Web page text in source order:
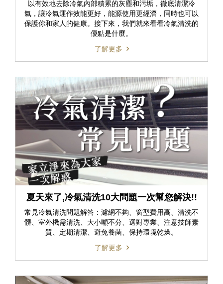
以有效地去除冷氣內部積累的灰塵和污垢，徹底清潔冷
氣，讓冷氣運作效能更好，能源使用更經濟，同時也可以
保護你和家人的健康。接下來，我們就來看看冷氣清洗的
優點是什麼。
了解更多
夏天來了,冷氣清洗10大問題一次幫您解決!!
常見冷氣清洗問題解答：濾網不夠、窗型費用高、清洗不
髒、室外機需清洗、大小噸不分、選對專業、注意技師素
質、定期清潔、避免養菌、保持環境乾燥。
了解更多